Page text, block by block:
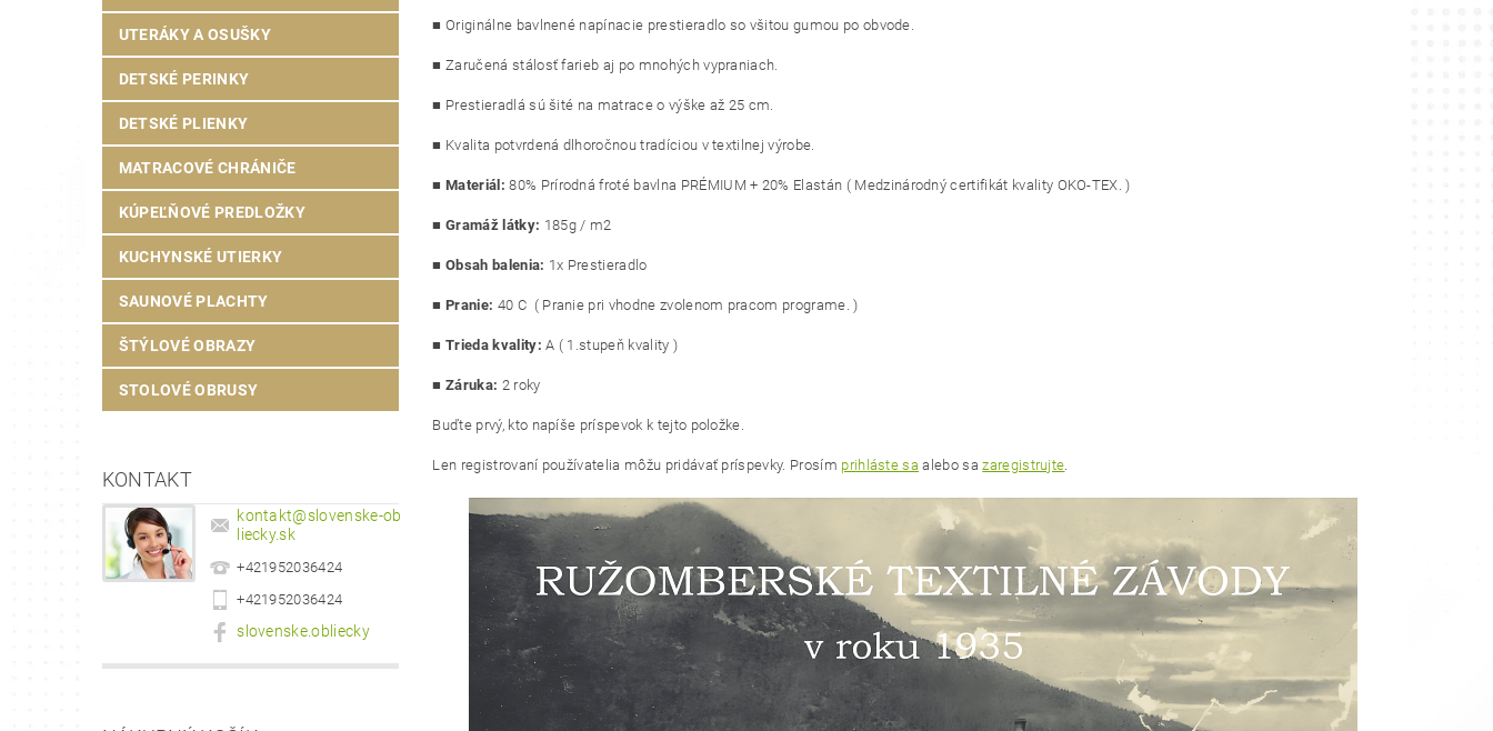
UTERÁKY A OSUŠKY
DETSKÉ PERINKY
DETSKÉ PLIENKY
MATRACOVÉ CHRÁNIČE
KÚPEĽŇOVÉ PREDLOŽKY
KUCHYNSKÉ UTIERKY
SAUNOVÉ PLACHTY
ŠTÝLOVÉ OBRAZY
STOLOVÉ OBRUSY
KONTAKT
kontakt@slovenske-ob
liecky.sk
+421952036424
+421952036424
slovenske.obliecky
■ Originálne bavlnené napínacie prestieradlo so všitou gumou po obvode.
■ Zaručená stálosť farieb aj po mnohých vypraniach.
■ Prestieradlá sú šité na matrace o výške až 25 cm.
■ Kvalita potvrdená dlhoročnou tradíciou v textilnej výrobe.
■ Materiál: 80% Prírodná froté bavlna PRÉMIUM + 20% Elastán ( Medzinárodný certifikát kvality OKO-TEX. )
■ Gramáž látky: 185g / m2
■ Obsah balenia: 1x Prestieradlo
■ Pranie: 40 C ( Pranie pri vhodne zvolenom pracom programe. )
■ Trieda kvality: A ( 1.stupeň kvality )
■ Záruka: 2 roky
Buďte prvý, kto napíše príspevok k tejto položke.
Len registrovaní používatelia môžu pridávať príspevky. Prosím prihláste sa alebo sazaregistrujte.